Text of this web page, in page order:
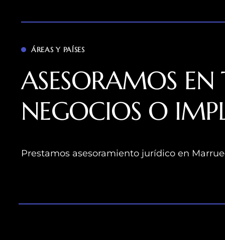
ÁREAS Y PAÍSES
ASESORAMOS
NEGOCIOS O
Prestamos asesoramiento jurídico en